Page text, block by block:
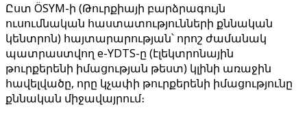
Ըստ ÖSYM-ի (Թուրքիայի բարձրագույն
ուսումնական հաստատությունների քննական
կենտրոն) հայտարարության՝ որոշ ժամանակ
պատրաստվող e-YDTS-ը (էլեկտրոնային
թուրքերենի իմացության թեստ) կլինի առաջին
հավելվածը, որը կչափի թուրքերենի իմացությունը
քննական միջավայրում։